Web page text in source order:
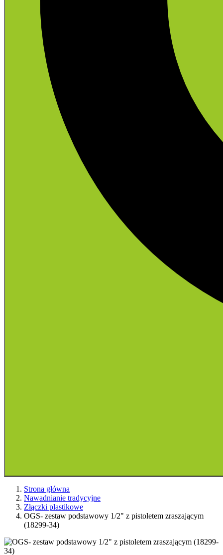
Strona główna
Nawadnianie tradycyjne
Złączki plastikowe
OGS- zestaw podstawowy 1/2" z pistoletem zraszającym
(18299-34)